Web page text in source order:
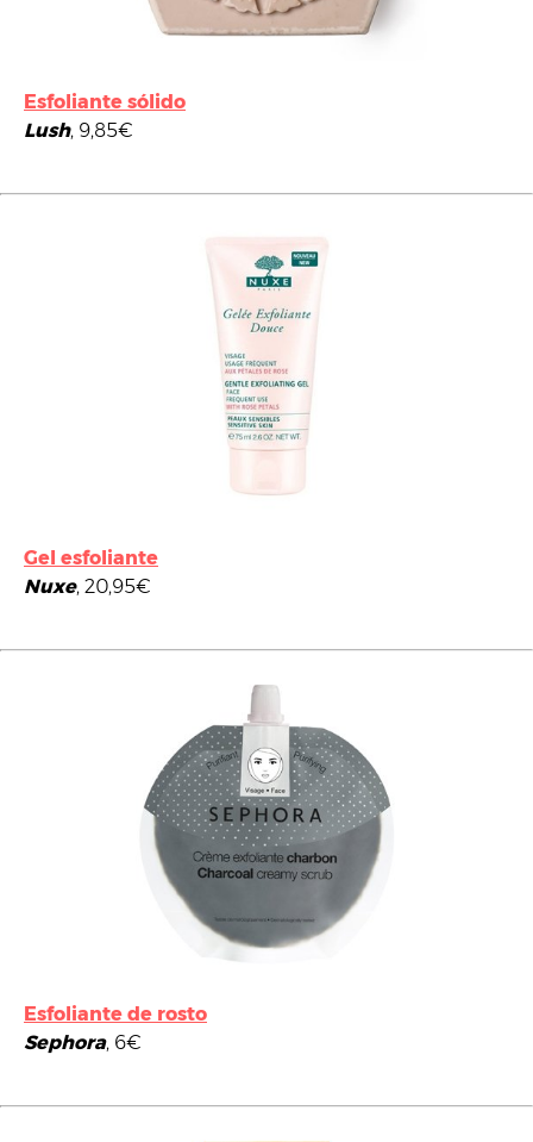
Esfoliante sólido
Lush, 9,85€
Gel esfoliante
Nuxe, 20,95€
Esfoliante de rosto
Sephora, 6€